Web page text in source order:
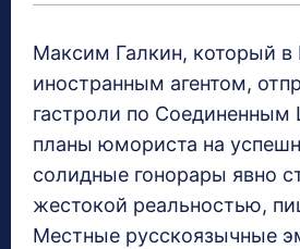
Максим Галкин, который в
иностранным агентом,
гастроли по
планы юмориста на
солидные гонорары явно
жестокой реальностью,
Местные русскоязычные